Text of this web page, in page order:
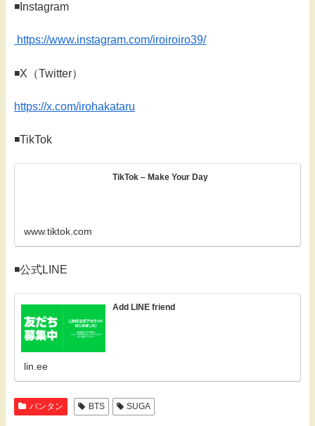
◾️Instagram
https://www.instagram.com/iroiroiro39/
◾️X（Twitter）
https://x.com/irohakataru
◾️TikTok
TikTok – Make Your Day
www.tiktok.com
◾️公式LINE
Add LINE friend
lin.ee
バンタン BTS SUGA